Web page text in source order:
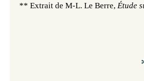
** Extrait de M-L. Le Berre, Étude